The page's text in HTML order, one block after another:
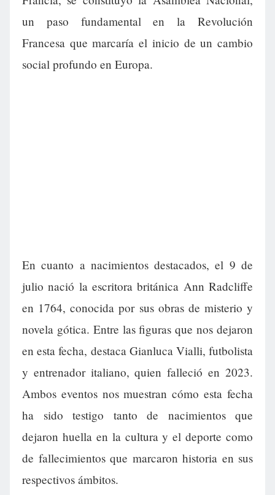
un paso fundamental en la Revolución
Francesa que marcaría el inicio de un cambio
social profundo en Europa.
En cuanto a nacimientos destacados, el 9 de
julio nació la escritora británica Ann Radcliffe
en 1764, conocida por sus obras de misterio y
novela gótica. Entre las figuras que nos dejaron
en esta fecha, destaca Gianluca Vialli, futbolista
y entrenador italiano, quien falleció en 2023.
Ambos eventos nos muestran cómo esta fecha
ha sido testigo tanto de nacimientos que
dejaron huella en la cultura y el deporte como
de fallecimientos que marcaron historia en sus
respectivos ámbitos.